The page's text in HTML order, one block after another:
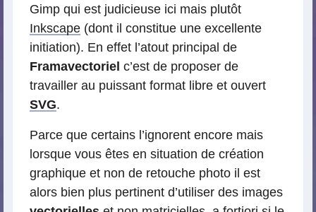
Gimp qui est judicieuse ici mais plutôt
Inkscape (dont il constitue une excellente
initiation). En effet l’atout principal de
Framavectoriel c’est de proposer de
travailler au puissant format libre et ouvert
SVG.
Parce que certains l’ignorent encore mais
lorsque vous êtes en situation de création
graphique et non de retouche photo il est
alors bien plus pertinent d’utiliser des images